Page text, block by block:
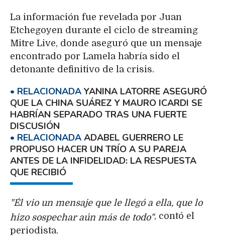
La información fue revelada por Juan
Etchegoyen durante el ciclo de streaming
Mitre Live, donde aseguró que un mensaje
encontrado por Lamela habría sido el
detonante definitivo de la crisis.
YANINA LATORRE ASEGURÓ
QUE LA CHINA SUÁREZ Y MAURO ICARDI SE
HABRÍAN SEPARADO TRAS UNA FUERTE
DISCUSIÓN
ADABEL GUERRERO LE
PROPUSO HACER UN TRÍO A SU PAREJA
ANTES DE LA INFIDELIDAD: LA RESPUESTA
QUE RECIBIÓ
"Él vio un mensaje que le llegó a ella, que lo
hizo sospechar aún más de todo", contó el
periodista.